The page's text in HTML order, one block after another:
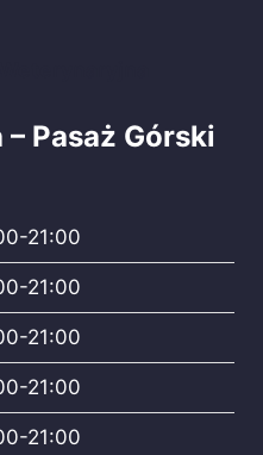
Pasaż Górski
21:00
21:00
21:00
21:00
21:00